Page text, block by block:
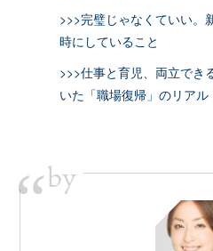
>>>完璧じゃなくていい。
時にしていること
>>>仕事と育児、両立でき
いた「職場復帰」のリアル
“by